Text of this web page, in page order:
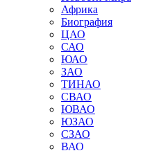
Африка
Биография
ЦАО
САО
ЮАО
ЗАО
ТИНАО
СВАО
ЮВАО
ЮЗАО
СЗАО
ВАО